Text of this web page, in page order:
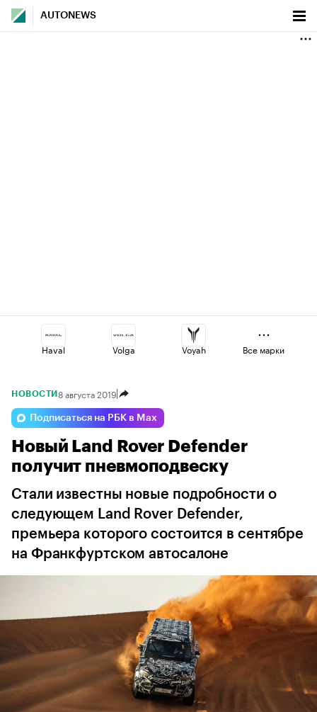
AUTONEWS
Haval Volga Voyah
Lada Geely
Jaecoo Esteo Omoda
Все марки
НОВОСТИ 8 августа 2019
Подписаться на РБК в Max
Новый Land Rover Defender
получит пневмоподвеску
Стали известны новые подробности о
следующем Land Rover Defender,
премьера которого состоится в сентябре
на Франкфуртском автосалоне